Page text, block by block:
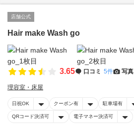
店舗公式
Hair make Wash go
3.65 口コミ 5件 写真
理容室・床屋
日祝OK クーポン有 駐車場有
QRコード決済可 電子マネー決済可